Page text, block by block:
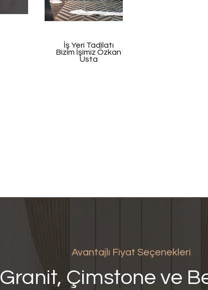
İş Yeri Tadilatı
Bizim İşimiz Özkan
Usta
Avantajlı Fiyat Seçenekleri
Granit, Çimstone ve